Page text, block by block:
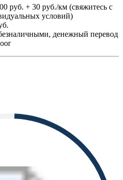
руб. + 30 руб./км (свяжитесь с
условий)
денежный перевод